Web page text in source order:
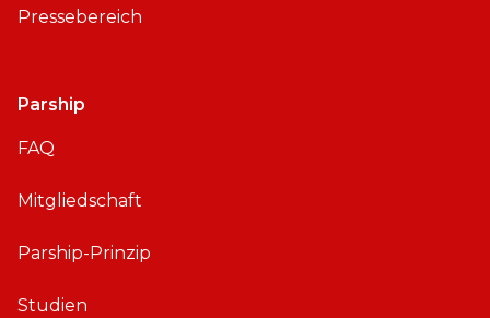
Pressebereich
Parship
FAQ
Mitgliedschaft
Parship-Prinzip
Studien